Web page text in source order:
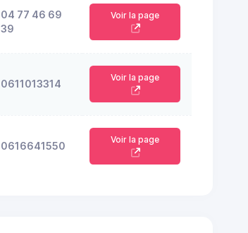
04 77 46 69
39
Voir la page
0611013314
Voir la page
0616641550
Voir la page